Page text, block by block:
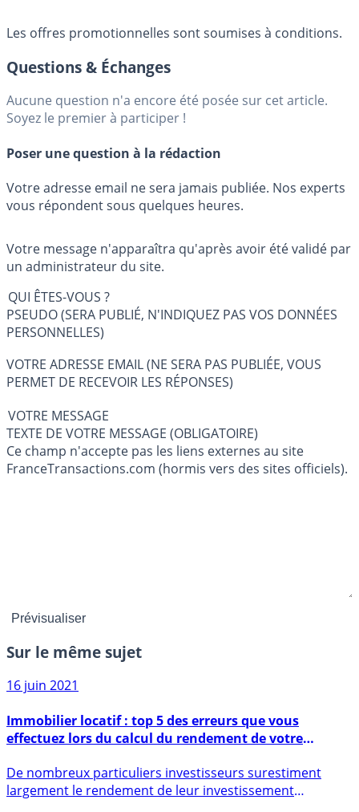
Les offres promotionnelles sont soumises à conditions.
Questions & Échanges
Aucune question n'a encore été posée sur cet article.
Soyez le premier à participer !
Poser une question à la rédaction
Votre adresse email ne sera jamais publiée. Nos experts
vous répondent sous quelques heures.
Votre message n'apparaîtra qu'après avoir été validé par
un administrateur du site.
QUI ÊTES-VOUS ?
PSEUDO (SERA PUBLIÉ, N'INDIQUEZ PAS VOS DONNÉES
PERSONNELLES)
VOTRE ADRESSE EMAIL (NE SERA PAS PUBLIÉE, VOUS
PERMET DE RECEVOIR LES RÉPONSES)
VOTRE MESSAGE
TEXTE DE VOTRE MESSAGE (OBLIGATOIRE)
Ce champ n'accepte pas les liens externes au site
FranceTransactions.com (hormis vers des sites officiels).
Sur le même sujet
16 juin 2021
effectuez lors du calcul du rendement de votre
investissement